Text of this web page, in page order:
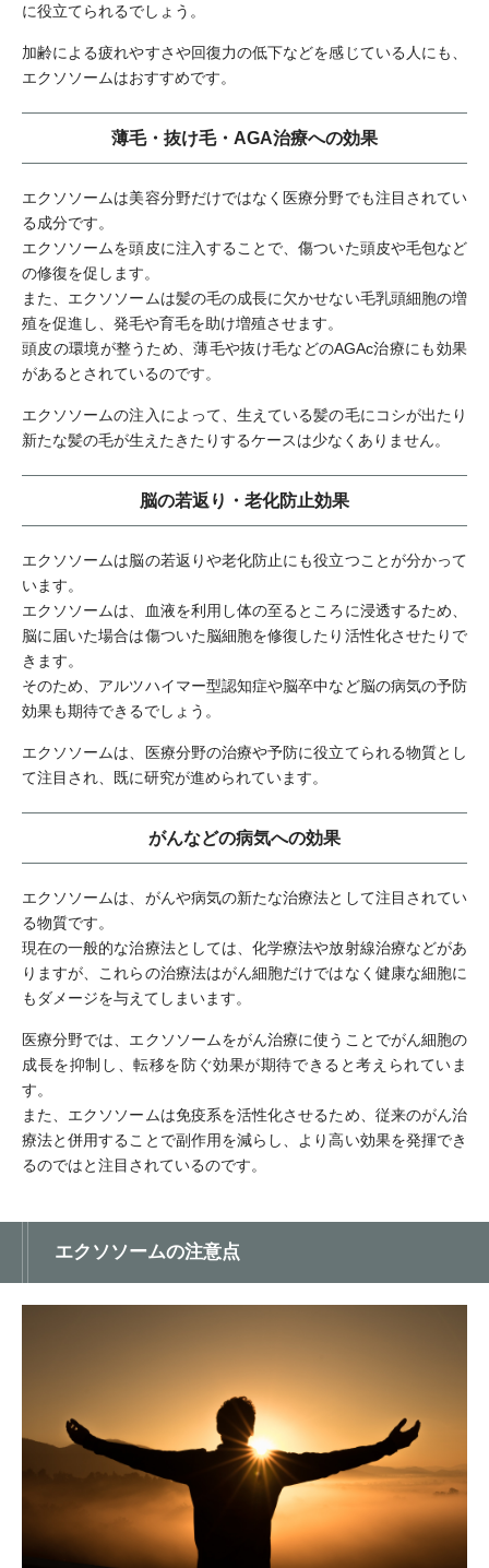
に役立てられるでしょう。
加齢による疲れやすさや回復力の低下などを感じている人にも、
エクソソームはおすすめです。
薄毛・抜け毛・AGA治療への効果
エクソソームは美容分野だけではなく医療分野でも注目されてい
る成分です。
エクソソームを頭皮に注入することで、傷ついた頭皮や毛包など
の修復を促します。
また、エクソソームは髪の毛の成長に欠かせない毛乳頭細胞の増
殖を促進し、発毛や育毛を助け増殖させます。
頭皮の環境が整うため、薄毛や抜け毛などのAGAc治療にも効果
があるとされているのです。
エクソソームの注入によって、生えている髪の毛にコシが出たり
新たな髪の毛が生えたきたりするケースは少なくありません。
脳の若返り・老化防止効果
エクソソームは脳の若返りや老化防止にも役立つことが分かって
います。
エクソソームは、血液を利用し体の至るところに浸透するため、
脳に届いた場合は傷ついた脳細胞を修復したり活性化させたりで
きます。
そのため、アルツハイマー型認知症や脳卒中など脳の病気の予防
効果も期待できるでしょう。
エクソソームは、医療分野の治療や予防に役立てられる物質とし
て注目され、既に研究が進められています。
がんなどの病気への効果
エクソソームは、がんや病気の新たな治療法として注目されてい
る物質です。
現在の一般的な治療法としては、化学療法や放射線治療などがあ
りますが、これらの治療法はがん細胞だけではなく健康な細胞に
もダメージを与えてしまいます。
医療分野では、エクソソームをがん治療に使うことでがん細胞の
成長を抑制し、転移を防ぐ効果が期待できると考えられていま
す。
また、エクソソームは免疫系を活性化させるため、従来のがん治
療法と併用することで副作用を減らし、より高い効果を発揮でき
るのではと注目されているのです。
エクソソームの注意点